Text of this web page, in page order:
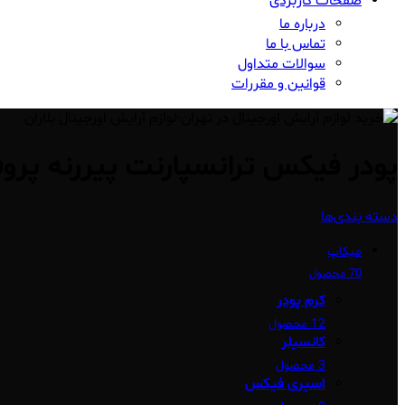
درباره ما
تماس با ما
سوالات متداول
قوانین و مقررات
دسته بندی‌ها
میکاپ
70 محصول
کرم پودر
12 محصول
کانسیلر
3 محصول
اسپری فیکس